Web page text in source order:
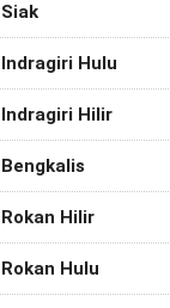
Siak
Indragiri Hulu
Indragiri Hilir
Bengkalis
Rokan Hilir
Rokan Hulu